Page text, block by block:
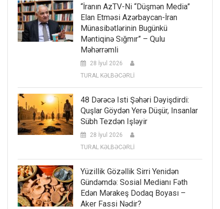
“İranın AzTV-Ni “düşmən Media”
Elan Etməsi Azərbaycan-İran
Münasibətlərinin Bugünkü
Məntiqinə Sığmır” – Qulu
Məhərrəmli
28 İyul 2026
TURAL KƏLBƏCƏRLİ
48 Dərəcə Isti Şəhəri Dəyişdirdi:
Quşlar Göydən Yerə Düşür, Insanlar
Sübh Tezdən Işləyir
28 İyul 2026
TURAL KƏLBƏCƏRLİ
Yüzillik Gözəllik Sirri Yenidən
Gündəmdə: Sosial Medianı Fəth
Edən Mərakeş Dodaq Boyası –
Aker Fassi Nədir?